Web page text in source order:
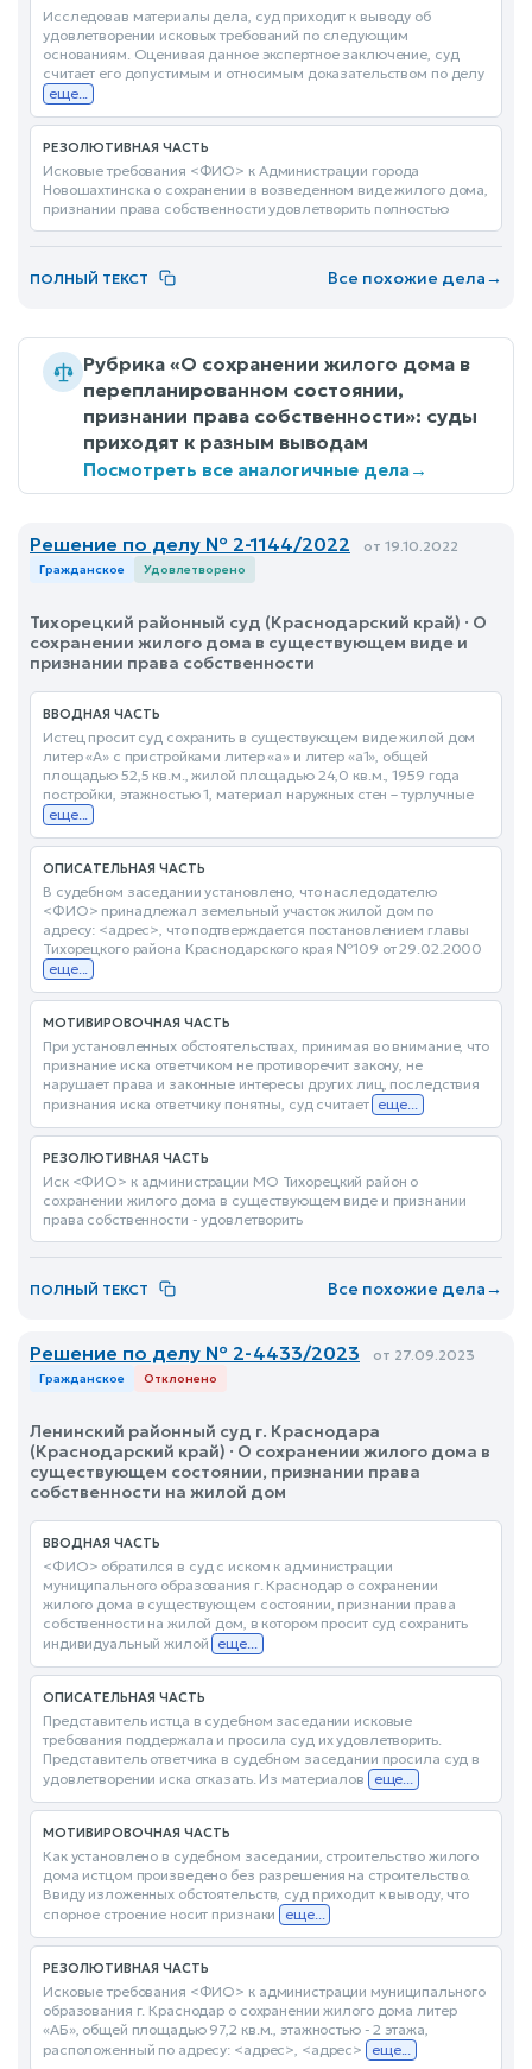
Исследовав материалы дела, суд приходит к выводу об
удовлетворении исковых требований по следующим
основаниям. Оценивая данное экспертное заключение, суд
считает его допустимым и относимым доказательством по делу
еще...
РЕЗОЛЮТИВНАЯ ЧАСТЬ
Исковые требования <ФИО> к Администрации города
Новошахтинска о сохранении в возведенном виде жилого дома,
признании права собственности удовлетворить полностью
ПОЛНЫЙ ТЕКСТ Все похожие дела→
Рубрика «О сохранении жилого дома в
перепланированном состоянии,
признании права собственности»: суды
приходят к разным выводам
Посмотреть все аналогичные дела→
Решение по делу № 2-1144/2022 от 19.10.2022
Гражданское Удовлетворено
Тихорецкий районный суд (Краснодарский край) · О
сохранении жилого дома в существующем виде и
признании права собственности
ВВОДНАЯ ЧАСТЬ
Истец просит суд сохранить в существующем виде жилой дом
литер «А» с пристройками литер «а» и литер «а1», общей
площадью 52,5 кв.м., жилой площадью 24,0 кв.м., 1959 года
постройки, этажностью 1, материал наружных стен – турлучные
еще...
ОПИСАТЕЛЬНАЯ ЧАСТЬ
В судебном заседании установлено, что наследодателю
<ФИО> принадлежал земельный участок жилой дом по
адресу: <адрес>, что подтверждается постановлением главы
Тихорецкого района Краснодарского края №109 от 29.02.2000
еще...
МОТИВИРОВОЧНАЯ ЧАСТЬ
При установленных обстоятельствах, принимая во внимание, что
признание иска ответчиком не противоречит закону, не
нарушает права и законные интересы других лиц, последствия
признания иска ответчику понятны, суд считает еще...
РЕЗОЛЮТИВНАЯ ЧАСТЬ
Иск <ФИО> к администрации МО Тихорецкий район о
сохранении жилого дома в существующем виде и признании
права собственности - удовлетворить
ПОЛНЫЙ ТЕКСТ Все похожие дела→
Решение по делу № 2-4433/2023 от 27.09.2023
Гражданское Отклонено
Ленинский районный суд г. Краснодара
(Краснодарский край) · О сохранении жилого дома в
существующем состоянии, признании права
собственности на жилой дом
ВВОДНАЯ ЧАСТЬ
<ФИО> обратился в суд с иском к администрации
муниципального образования г. Краснодар о сохранении
жилого дома в существующем состоянии, признании права
собственности на жилой дом, в котором просит суд сохранить
индивидуальный жилой еще...
ОПИСАТЕЛЬНАЯ ЧАСТЬ
Представитель истца в судебном заседании исковые
требования поддержала и просила суд их удовлетворить.
Представитель ответчика в судебном заседании просила суд в
удовлетворении иска отказать. Из материалов
еще...
МОТИВИРОВОЧНАЯ ЧАСТЬ
Как установлено в судебном заседании, строительство жилого
дома истцом произведено без разрешения на строительство.
Ввиду изложенных обстоятельств, суд приходит к выводу, что
спорное строение носит признаки еще...
РЕЗОЛЮТИВНАЯ ЧАСТЬ
Исковые требования <ФИО> к администрации муниципального
образования г. Краснодар о сохранении жилого дома литер
«АБ», общей площадью 97,2 кв.м., этажностью - 2 этажа,
расположенный по адресу: <адрес>, <адрес>
еще...